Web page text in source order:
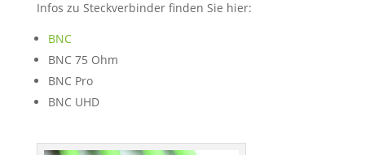
Infos zu Steckverbinder finden Sie hier:
BNC
BNC 75 Ohm
BNC Pro
BNC UHD